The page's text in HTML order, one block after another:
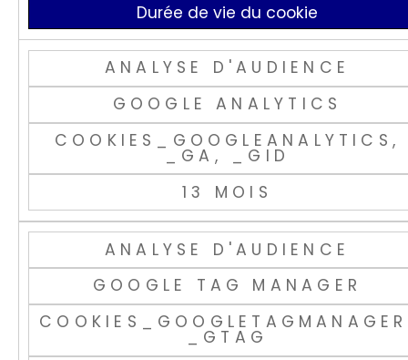
Durée de vie du cookie
ANALYSE D'AUDIENCE
GOOGLE ANALYTICS
COOKIES_GOOGLEANALYTICS,
_GA, _GID
13 MOIS
ANALYSE D'AUDIENCE
GOOGLE TAG MANAGER
_GTAG